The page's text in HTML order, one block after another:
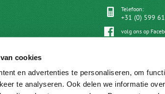
cookies
en advertenties te personaliseren, om
te analyseren. Ook delen we informatie
Telefoon:
+31 (0) 599
volg ons op